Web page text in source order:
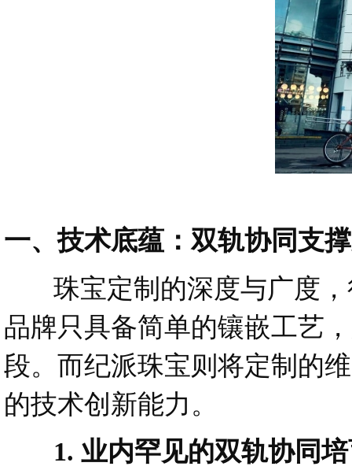
一、技术底蕴：双轨协同支
珠宝定制的深度与广度，
品牌只具备简单的镶嵌工艺
段。而纪派珠宝则将定制的
的技术创新能力。
1. 业内罕见的双轨协同培